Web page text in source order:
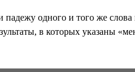
одного и того же
в которых указаны